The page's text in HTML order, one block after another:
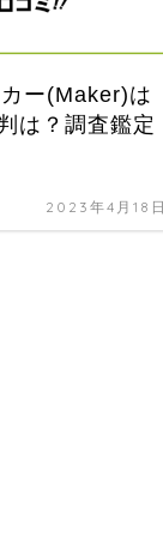
ー(Maker)は
は？調査鑑定
2023年4月18